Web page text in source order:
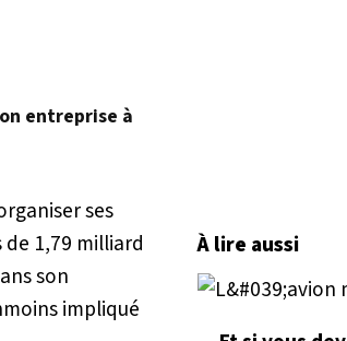
entreprise à
ses
1,79 milliard
son
impliqué
À lire aussi